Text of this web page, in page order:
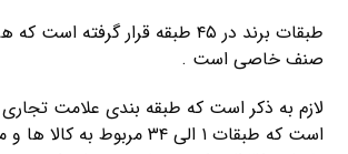
طبقات برند در ۴۵ طبقه قرار گرفته
صنف خاصی است .
لازم به ذکر است که طبقه بندی علامت
است که طبقات ۱ الی ۳۴ مربوط به